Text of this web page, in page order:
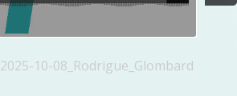
2025-10-08_Rodrigue_Glombard